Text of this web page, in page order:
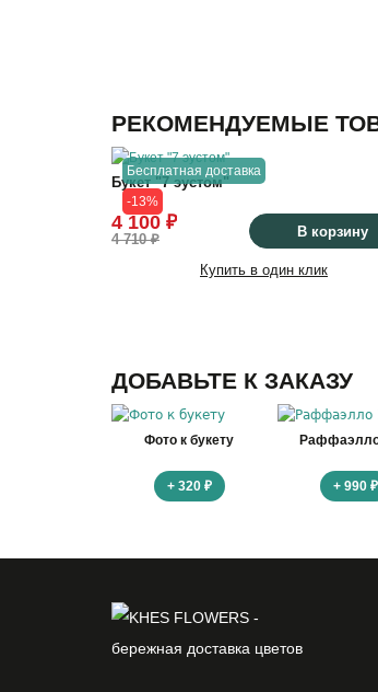
РЕКОМЕНДУЕМЫЕ
Бесплатная доставка
-13%
Букет "7 эустом"
4 100 ₽
4 710 ₽ В корзину
Купить в один клик
ДОБАВЬТЕ К ЗАКАЗУ
Фото к букету
+ 320 ₽
Раффаэлло
+ 990 ₽